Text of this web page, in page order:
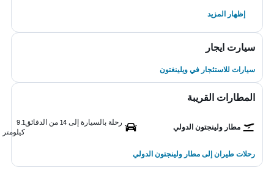
إظهار المزيد
سيارت ايجار
سيارات للاستئجار في ويلينغتون
المطارات القريبة
مطار ولينجتون الدولي
رحلة بالسيارة إلى 14 من الدقائق
9.1
كيلومتر
رحلات طيران إلى مطار ولينجتون الدولي